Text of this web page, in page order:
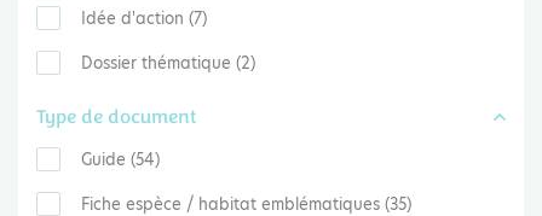
Idée d'action (7)
Dossier thématique (2)
Type de document
Guide (54)
Fiche espèce / habitat emblématiques (35)